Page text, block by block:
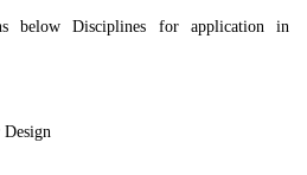
below Disciplines for application in